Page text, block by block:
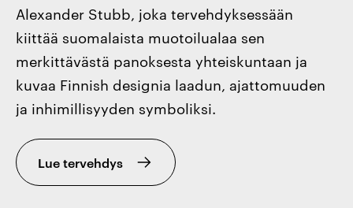
Alexander Stubb, joka tervehdyksessään
kiittää suomalaista muotoilualaa sen
merkittävästä panoksesta yhteiskuntaan ja
kuvaa Finnish designia laadun, ajattomuuden
ja inhimillisyyden symboliksi.
Lue tervehdys